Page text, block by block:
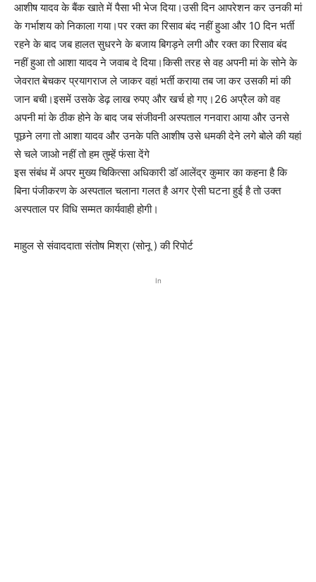
आशीष यादव के बैंक खाते में पैसा भी भेज दिया।उसी दिन आपरेशन कर उनकी मां
के गर्भाशय को निकाला गया।पर रक्त का रिसाव बंद नहीं हुआ और 10 दिन भर्ती
रहने के बाद जब हालत सुधरने के बजाय बिगड़ने लगी और रक्त का रिसाव बंद
नहीं हुआ तो आशा यादव ने जवाब दे दिया।किसी तरह से वह अपनी मां के सोने के
जेवरात बेचकर प्रयागराज ले जाकर वहां भर्ती कराया तब जा कर उसकी मां की
जान बची।इसमें उसके डेढ़ लाख रुपए और खर्च हो गए।26 अप्रैल को वह
अपनी मां के ठीक होने के बाद जब संजीवनी अस्पताल गनवारा आया और उनसे
पूछने लगा तो आशा यादव और उनके पति आशीष उसे धमकी देने लगे बोले की यहां
से चले जाओ नहीं तो हम तुम्हें फंसा देंगे
इस संबंध में अपर मुख्य चिकित्सा अधिकारी डॉ आलेंद्र कुमार का कहना है कि
बिना पंजीकरण के अस्पताल चलाना गलत है अगर ऐसी घटना हुई है तो उक्त
अस्पताल पर विधि सम्मत कार्यवाही होगी।
माहुल से संवाददाता संतोष मिश्रा (सोनू ) की रिपोर्ट
In